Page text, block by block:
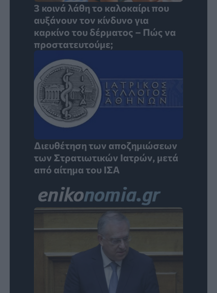
3 κοινά λάθη το καλοκαίρι που
αυξάνουν τον κίνδυνο για
καρκίνο του δέρματος – Πώς να
προστατευτούμε;
Διευθέτηση των αποζημιώσεων
των Στρατιωτικών Ιατρών, μετά
από αίτημα του ΙΣΑ